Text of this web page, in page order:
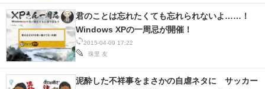
2015-04-09 17:22
珠里 友
君のことは忘れたくても忘れられないよ……！
Windows XPの一周忌が開催！
泥酔した不祥事をまさかの自虐ネタに サッカー